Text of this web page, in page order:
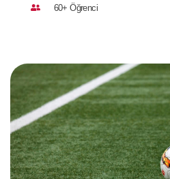
60+ Öğrenci